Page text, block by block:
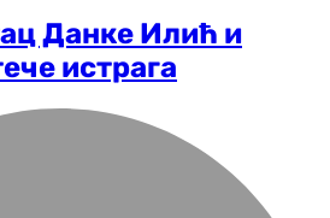
Данке Илић и
истрага